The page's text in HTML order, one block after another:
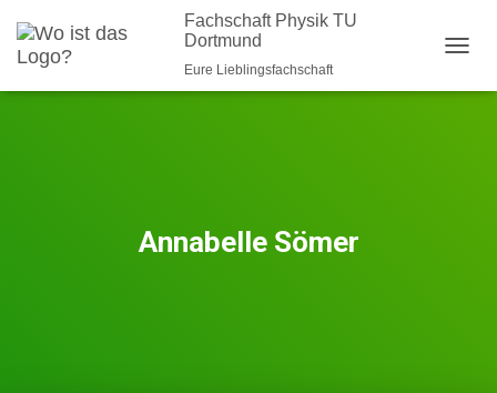
Fachschaft Physik TU
Dortmund
Eure Lieblingsfachschaft
Annabelle Sömer